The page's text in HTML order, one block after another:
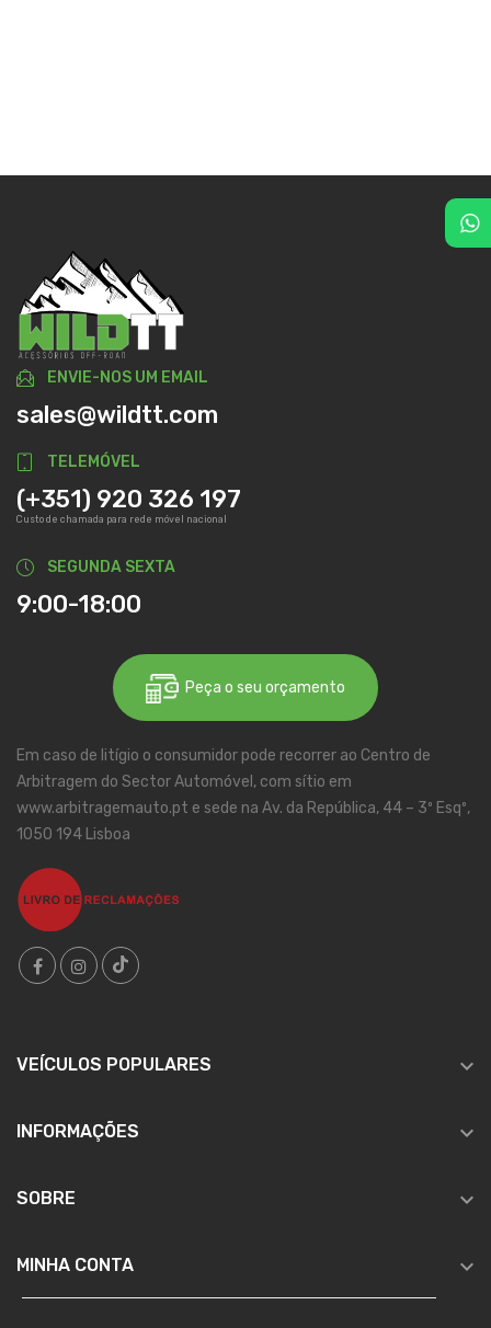
ENVIE-NOS UM EMAIL
sales@wildtt.com
TELEMÓVEL
(+351) 920 326 197
Custo de chamada para rede móvel nacional
SEGUNDA SEXTA
9:00-18:00
Peça o seu orçamento
Em caso de litígio o consumidor pode recorrer ao Centro de
Arbitragem do Sector Automóvel, com sítio em
www.arbitragemauto.pt e sede na Av. da República, 44 – 3º Esqº,
1050 194 Lisboa
VEÍCULOS POPULARES 
INFORMAÇÕES 
SOBRE 
MINHA CONTA 